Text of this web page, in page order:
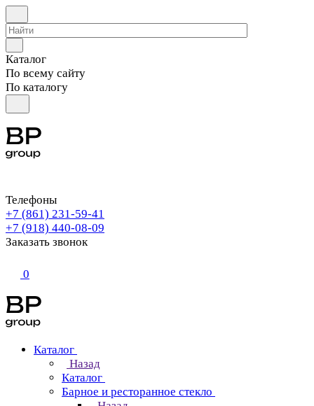
Каталог
По всему сайту
По каталогу
Телефоны
+7 (861) 231-59-41
+7 (918) 440-08-09
Заказать звонок
0
Каталог
Назад
Каталог
Барное и ресторанное стекло